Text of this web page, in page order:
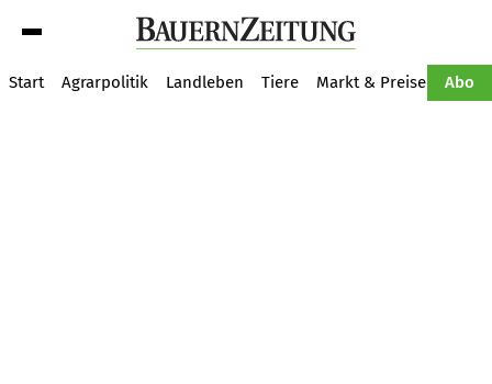
Start Agrarpolitik Landleben Tiere Markt & Preise Abo